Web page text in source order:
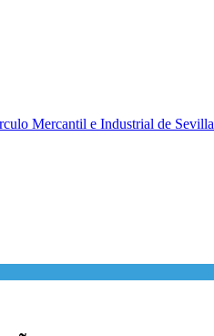
Mercantil e Industrial de Sevilla